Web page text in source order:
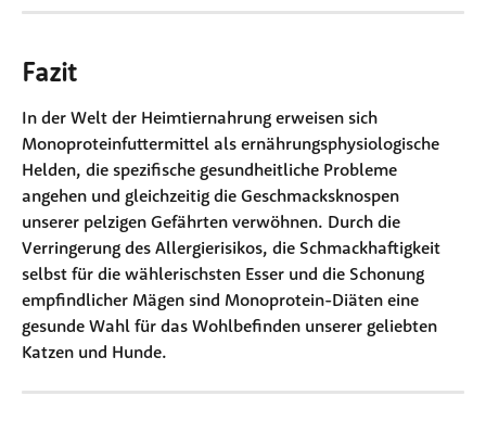
Fazit
In der Welt der Heimtiernahrung erweisen sich
Monoproteinfuttermittel als ernährungsphysiologische
Helden, die spezifische gesundheitliche Probleme
angehen und gleichzeitig die Geschmacksknospen
unserer pelzigen Gefährten verwöhnen. Durch die
Verringerung des Allergierisikos, die Schmackhaftigkeit
selbst für die wählerischsten Esser und die Schonung
empfindlicher Mägen sind Monoprotein-Diäten eine
gesunde Wahl für das Wohlbefinden unserer geliebten
Katzen und Hunde.